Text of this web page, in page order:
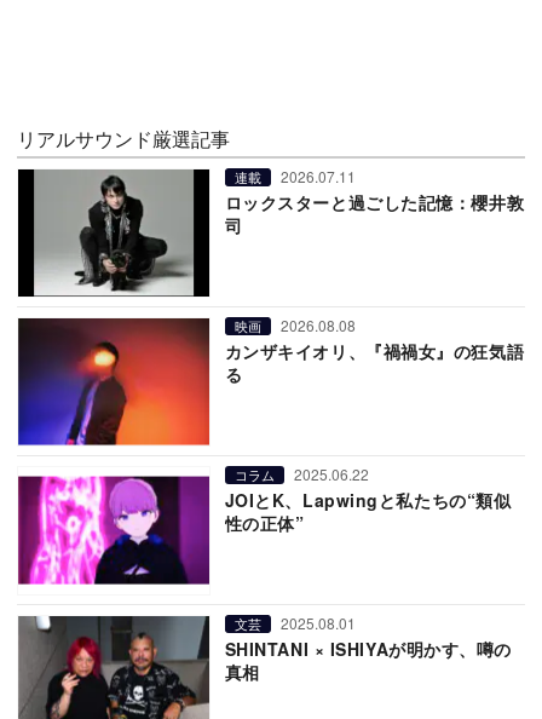
リアルサウンド厳選記事
連載 2026.07.11
ロックスターと過ごした記憶：櫻井敦
司
映画 2026.08.08
カンザキイオリ、『禍禍女』の狂気語
る
コラム 2025.06.22
JOIとK、Lapwingと私たちの“類似
性の正体”
文芸 2025.08.01
SHINTANI × ISHIYAが明かす、噂の
真相